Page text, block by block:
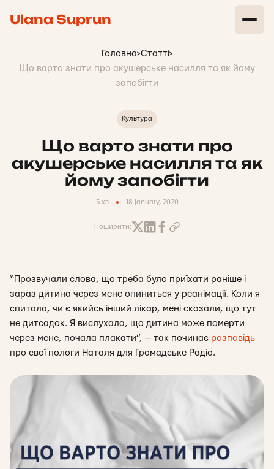
Ulana Suprun
Головна>Статті>
Що варто знати про акушерське насилля та як йому
запобігти
Культура
Що варто знати про
акушерське насилля та як
йому запобігти
5 хв 18 january, 2020
Поширити:
“Прозвучали слова, що треба було приїхати раніше і
зараз дитина через мене опиниться у реанімації. Коли я
спитала, чи є якийсь інший лікар, мені сказали, що тут
не дитсадок. Я вислухала, що дитина може померти
через мене, почала плакати”, — так починає розповідь
про свої пологи Наталя для Громадське Радіо.